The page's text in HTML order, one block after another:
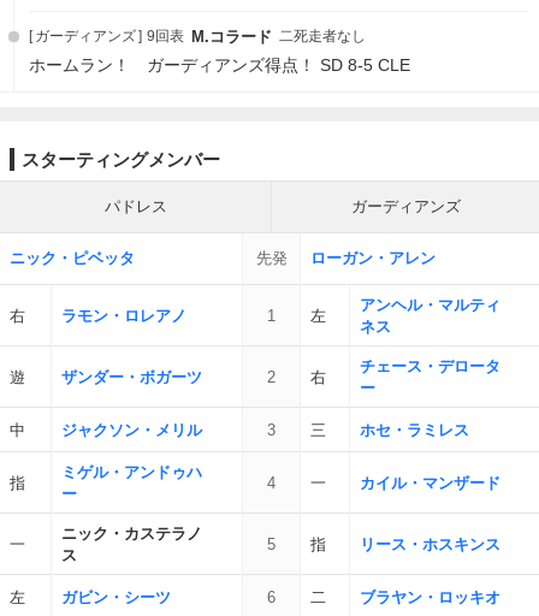
ガーディアンズ 9回表 M.コラード 二死走者なし
ホームラン！ ガーディアンズ得点！ SD 8-5 CLE
スターティングメンバー
パドレス ガーディアンズ
ニック・ピベッタ 先発 ローガン・アレン
右 ラモン・ロレアノ 1 左
アンヘル・マルティ
ネス
遊 ザンダー・ボガーツ 2 右
チェース・デロータ
ー
中 ジャクソン・メリル 3 三 ホセ・ラミレス
指
ミゲル・アンドゥハ
ー
4 一 カイル・マンザード
一
ニック・カステラノ
ス
5 指 リース・ホスキンス
左 ガビン・シーツ 6 二 ブラヤン・ロッキオ